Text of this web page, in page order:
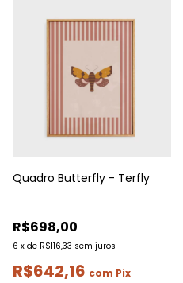
Quadro Butterfly - Terfly
R$698,00
6 x de R$116,33 sem juros
R$642,16 com Pix